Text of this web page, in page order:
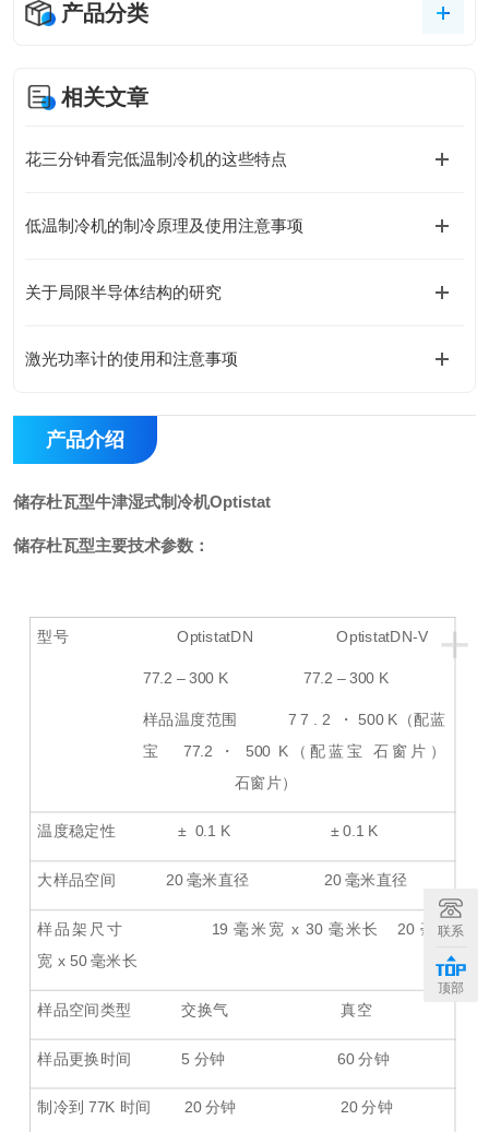
产品分类
相关文章
花三分钟看完低温制冷机的这些特点
低温制冷机的制冷原理及使用注意事项
关于局限半导体结构的研究
激光功率计的使用和注意事项
产品介绍
储存杜瓦型牛津湿式制冷机Optistat
储存杜瓦型主要技术参数：
+
型号 OptistatDN OptistatDN-V
77.2 – 300 K 77.2 – 300 K
样品温度范围 7 7 2 ・ 500 K（配蓝
宝 77.2 ・ 500 K（配蓝宝 石窗片）
石窗片）
温度稳定性 ± 0.1 K ± 0.1 K
大样品空间 20 毫米直径 20 毫米直径
样品架尺寸 19 毫米宽 x 30 毫米长 20 毫米
宽 x 50 毫米长
样品空间类型 交换气 真空
样品更换时间 5 分钟 60 分钟
制冷到 77K 时间 20 分钟 20 分钟
联系
顶部